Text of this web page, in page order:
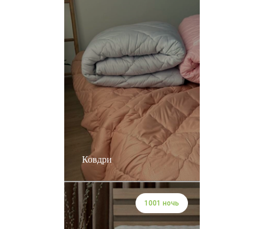
Ковдри
1001 ночь